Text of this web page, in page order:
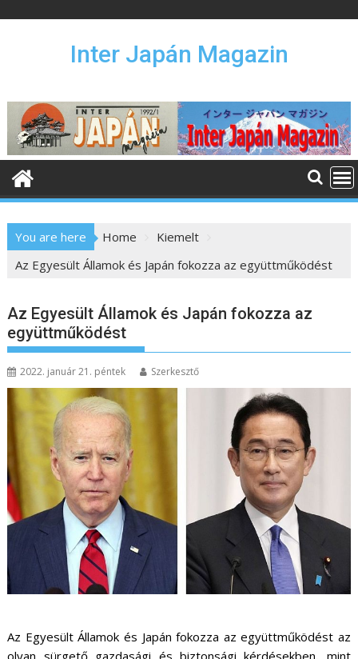
n
e
Inter Japán Magazin
You are here Home
Kiemelt
Az Egyesült Államok és Japán fokozza az együttműködést
Az Egyesült Államok és Japán fokozza az
együttműködést
2022. január 21. péntek Szerkesztő
Az Egyesült Államok és Japán fokozza az együttműködést az